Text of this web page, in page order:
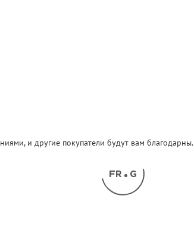
и другие покупатели будут вам благодарны.